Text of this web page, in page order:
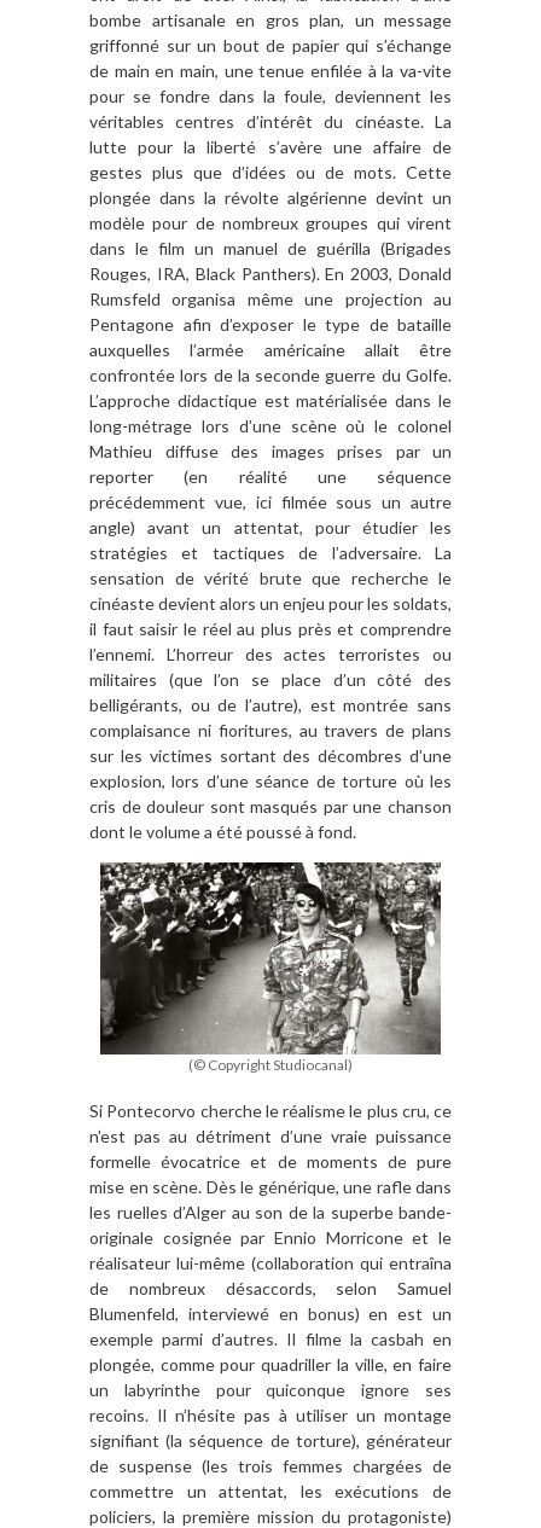
bombe artisanale en gros plan, un message
griffonné sur un bout de papier qui s’échange
de main en main, une tenue enfilée à la va-vite
pour se fondre dans la foule, deviennent les
véritables centres d’intérêt du cinéaste. La
lutte pour la liberté s’avère une affaire de
gestes plus que d’idées ou de mots. Cette
plongée dans la révolte algérienne devint un
modèle pour de nombreux groupes qui virent
dans le film un manuel de guérilla (Brigades
Rouges, IRA, Black Panthers). En 2003, Donald
Rumsfeld organisa même une projection au
Pentagone afin d’exposer le type de bataille
auxquelles l’armée américaine allait être
confrontée lors de la seconde guerre du Golfe.
L’approche didactique est matérialisée dans le
long-métrage lors d’une scène où le colonel
Mathieu diffuse des images prises par un
reporter (en réalité une séquence
précédemment vue, ici filmée sous un autre
angle) avant un attentat, pour étudier les
stratégies et tactiques de l’adversaire. La
sensation de vérité brute que recherche le
cinéaste devient alors un enjeu pour les soldats,
il faut saisir le réel au plus près et comprendre
l’ennemi. L’horreur des actes terroristes ou
militaires (que l’on se place d’un côté des
belligérants, ou de l’autre), est montrée sans
complaisance ni fioritures, au travers de plans
sur les victimes sortant des décombres d’une
explosion, lors d’une séance de torture où les
cris de douleur sont masqués par une chanson
dont le volume a été poussé à fond.
(© Copyright Studiocanal)
Si Pontecorvo cherche le réalisme le plus cru, ce
n’est pas au détriment d’une vraie puissance
formelle évocatrice et de moments de pure
mise en scène. Dès le générique, une rafle dans
les ruelles d’Alger au son de la superbe bande-
originale cosignée par Ennio Morricone et le
réalisateur lui-même (collaboration qui entraîna
de nombreux désaccords, selon Samuel
Blumenfeld, interviewé en bonus) en est un
exemple parmi d’autres. Il filme la casbah en
plongée, comme pour quadriller la ville, en faire
un labyrinthe pour quiconque ignore ses
recoins. Il n’hésite pas à utiliser un montage
signifiant (la séquence de torture), générateur
de suspense (les trois femmes chargées de
commettre un attentat, les exécutions de
policiers, la première mission du protagoniste)